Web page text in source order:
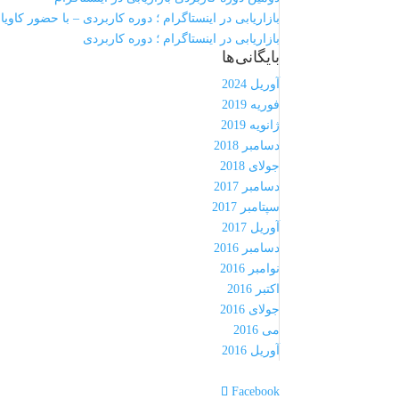
بازاریابی در اینستاگرام ؛ دوره کاربردی – با حضور
بازاریابی در اینستاگرام ؛ دوره کاربردی
بایگانی‌ها
آوریل 2024
فوریه 2019
ژانویه 2019
دسامبر 2018
جولای 2018
دسامبر 2017
سپتامبر 2017
آوریل 2017
دسامبر 2016
نوامبر 2016
اکتبر 2016
جولای 2016
می 2016
آوریل 2016
Facebook